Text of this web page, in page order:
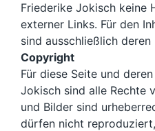
Friederike Jokisch keine
externer Links. Für den
sind ausschließlich
Copyright
Für diese Seite und
Jokisch sind alle Rechte
und Bilder sind
dürfen nicht